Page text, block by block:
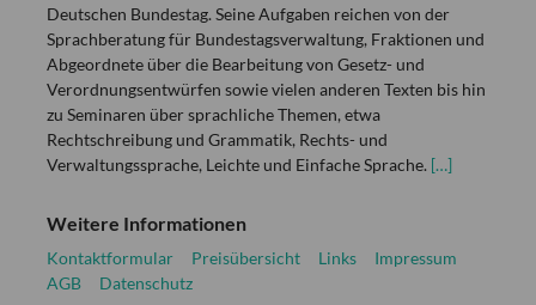
Deutschen Bundestag. Seine Aufgaben reichen von der
Sprachberatung für Bundestagsverwaltung, Fraktionen und
Abgeordnete über die Bearbeitung von Gesetz- und
Verordnungsentwürfen sowie vielen anderen Texten bis hin
zu Seminaren über sprachliche Themen, etwa
Rechtschreibung und Grammatik, Rechts- und
Verwaltungssprache, Leichte und Einfache Sprache. […]
Weitere Informationen
Kontaktformular Preisübersicht Links
Impressum
AGB
Datenschutz